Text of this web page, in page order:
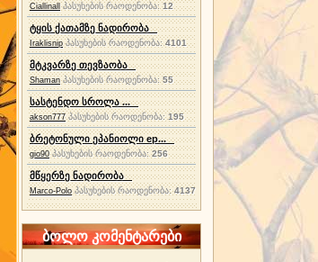
Ciallinall პასუხების რაოდენობა:12
ტყის ქათამზე ნადირობა
Iraklisnip პასუხების რაოდენობა: 4101
მტკვარზე თევზაობა
Shaman პასუხების რაოდენობა:55
სასტენდო სროლა ...
akson777 პასუხების რაოდენობა:195
ბრეტონული ეპანიოლი ep...
gio90 პასუხების რაოდენობა:256
მწყერზე ნადირობა
Marco-Polo პასუხების რაოდენობა:4137
ბოლო კომენტარები